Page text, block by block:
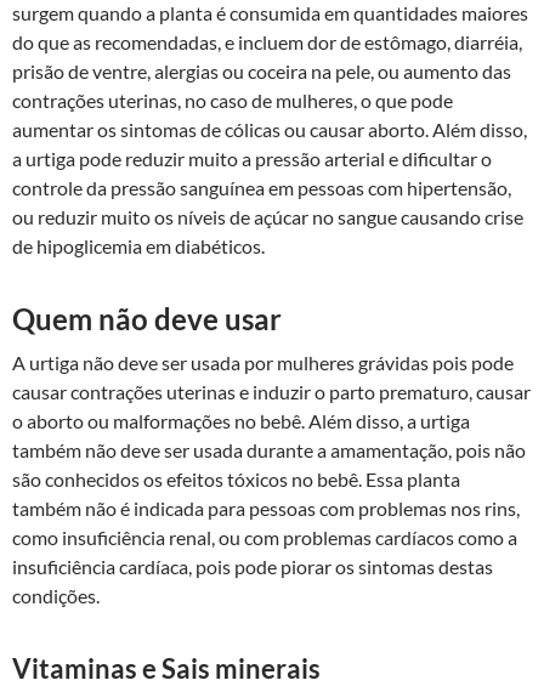
surgem quando a planta é consumida em quantidades maiores
do que as recomendadas, e incluem dor de estômago, diarréia,
prisão de ventre, alergias ou coceira na pele, ou aumento das
contrações uterinas, no caso de mulheres, o que pode
aumentar os sintomas de cólicas ou causar aborto. Além disso,
a urtiga pode reduzir muito a pressão arterial e dificultar o
controle da pressão sanguínea em pessoas com hipertensão,
ou reduzir muito os níveis de açúcar no sangue causando crise
de hipoglicemia em diabéticos.
Quem não deve usar
A urtiga não deve ser usada por mulheres grávidas pois pode
causar contrações uterinas e induzir o parto prematuro, causar
o aborto ou malformações no bebê. Além disso, a urtiga
também não deve ser usada durante a amamentação, pois não
são conhecidos os efeitos tóxicos no bebê. Essa planta
também não é indicada para pessoas com problemas nos rins,
como insuficiência renal, ou com problemas cardíacos como a
insuficiência cardíaca, pois pode piorar os sintomas destas
condições.
Vitaminas e Sais minerais